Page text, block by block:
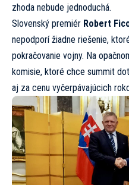
zhoda nebude jednoduchá.
Slovenský premiér Robert
nepodporí žiadne riešenie,
pokračovanie vojny. Na
komisie, ktoré chce summit
aj za cenu vyčerpávajúcich